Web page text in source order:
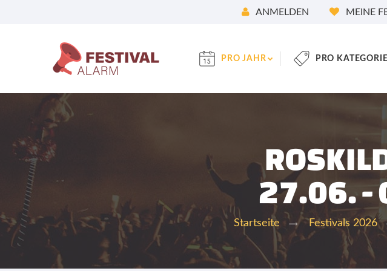
ANMELDEN MEINE
PRO JAHR PRO KATEGORIE
27.06. -
Startseite Festivals 2026